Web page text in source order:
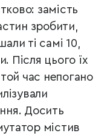
замість
зробити,
ті самі 10,
Після цього їх
час непогано
Досить
містив